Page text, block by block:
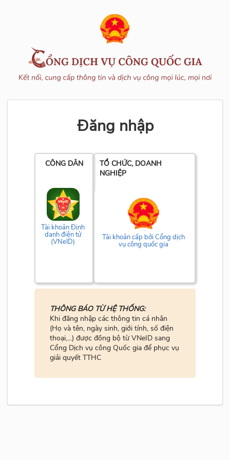
Đăng nhập
CÔNG DÂN
Tài khoản Định
danh điện tử
(VNeID)
TỔ CHỨC, DOANH
NGHIỆP
Tài khoản cấp bởi Cổng dịch
vụ công quốc gia
THÔNG BÁO TỪ HỆ THỐNG:
Khi đăng nhập các thông tin cá nhân
(Họ và tên, ngày sinh, giới tính, số điện
thoại,...) được đồng bộ từ VNeID sang
Cổng Dịch vụ công Quốc gia để phục vụ
giải quyết TTHC